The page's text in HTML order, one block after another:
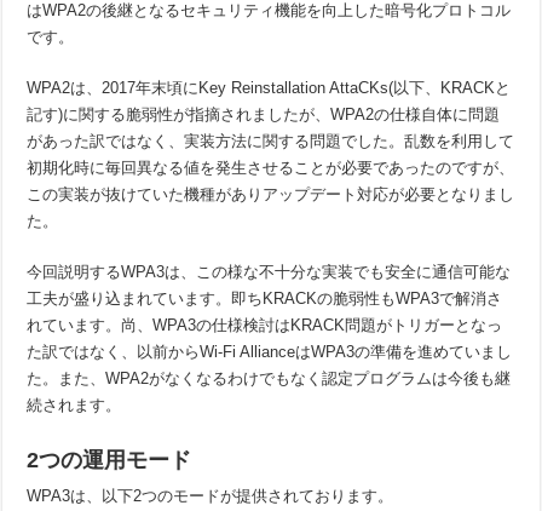
はWPA2の後継となるセキュリティ機能を向上した暗号化プロトコル
です。
WPA2は、2017年末頃にKey Reinstallation AttaCKs(以下、KRACKと
記す)に関する脆弱性が指摘されましたが、WPA2の仕様自体に問題
があった訳ではなく、実装方法に関する問題でした。乱数を利用して
初期化時に毎回異なる値を発生させることが必要であったのですが、
この実装が抜けていた機種がありアップデート対応が必要となりまし
た。
今回説明するWPA3は、この様な不十分な実装でも安全に通信可能な
工夫が盛り込まれています。即ちKRACKの脆弱性もWPA3で解消さ
れています。尚、WPA3の仕様検討はKRACK問題がトリガーとなっ
た訳ではなく、以前からWi-Fi AllianceはWPA3の準備を進めていまし
た。また、WPA2がなくなるわけでもなく認定プログラムは今後も継
続されます。
2つの運用モード
WPA3は、以下2つのモードが提供されております。